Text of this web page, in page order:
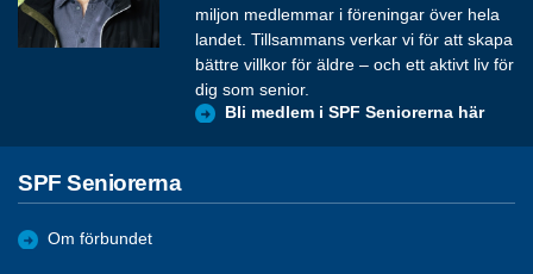
miljon medlemmar i föreningar över hela
landet. Tillsammans verkar vi för att skapa
bättre villkor för äldre – och ett aktivt liv för
dig som senior.
Bli medlem i SPF Seniorerna här
SPF Seniorerna
Om förbundet